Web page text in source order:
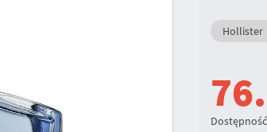
Hollister